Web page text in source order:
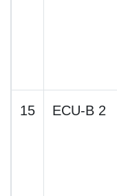
15 ECU-B 2